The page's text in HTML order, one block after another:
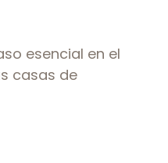
esencial en el
casas de